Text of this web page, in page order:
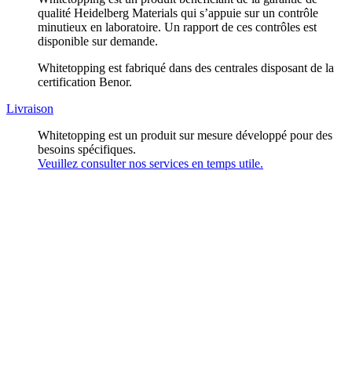
qualité Heidelberg Materials qui s’appuie sur un contrôle
minutieux en laboratoire. Un rapport de ces contrôles est
disponible sur demande.
Whitetopping est fabriqué dans des centrales disposant de la
certification Benor.
Livraison
Whitetopping est un produit sur mesure développé pour des
besoins spécifiques.
Veuillez consulter nos services en temps utile.